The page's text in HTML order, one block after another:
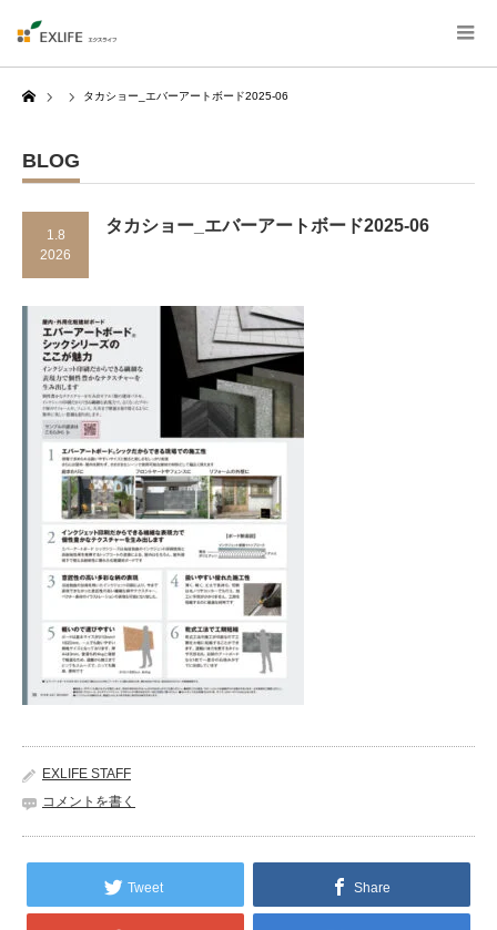
Home
タカショー_エバーアートボード2025-06
BLOG
1.8
2026
タカショー_エバーアートボード2025-06
EXLIFE STAFF
コメントを書く
Tweet Share